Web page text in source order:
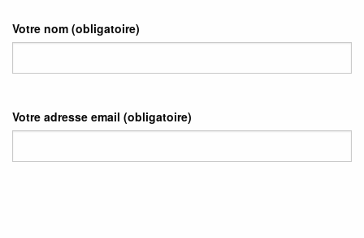
Votre nom (obligatoire)
Votre adresse email (obligatoire)